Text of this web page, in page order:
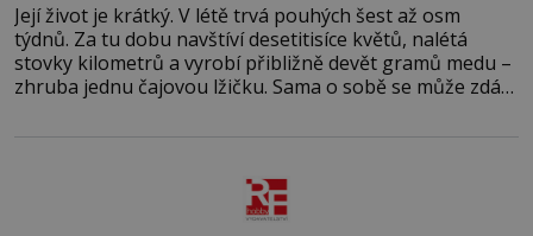
Její život je krátký. V létě trvá pouhých šest až osm
týdnů. Za tu dobu navštíví desetitisíce květů, nalétá
stovky kilometrů a vyrobí přibližně devět gramů medu –
zhruba jednu čajovou lžičku. Sama o sobě se může zdát